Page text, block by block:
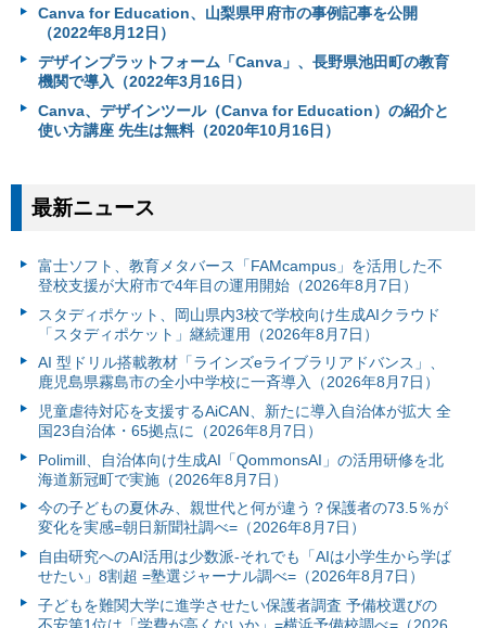
Canva for Education、山梨県甲府市の事例記事を公開
（2022年8月12日）
デザインプラットフォーム「Canva」、長野県池田町の教育
機関で導入（2022年3月16日）
Canva、デザインツール（Canva for Education）の紹介と
使い方講座 先生は無料（2020年10月16日）
最新ニュース
富⼠ソフト、教育メタバース「FAMcampus」を活用した不
登校支援が大府市で4年目の運用開始（2026年8月7日）
スタディポケット、岡山県内3校で学校向け生成AIクラウド
「スタディポケット」継続運用（2026年8月7日）
AI 型ドリル搭載教材「ラインズeライブラリアドバンス」、
鹿児島県霧島市の全小中学校に一斉導入（2026年8月7日）
児童虐待対応を支援するAiCAN、新たに導入自治体が拡大 全
国23自治体・65拠点に（2026年8月7日）
Polimill、自治体向け生成AI「QommonsAI」の活用研修を北
海道新冠町で実施（2026年8月7日）
今の子どもの夏休み、親世代と何が違う？保護者の73.5％が
変化を実感=朝日新聞社調べ=（2026年8月7日）
自由研究へのAI活用は少数派-それでも「AIは小学生から学ば
せたい」8割超 =塾選ジャーナル調べ=（2026年8月7日）
子どもを難関大学に進学させたい保護者調査 予備校選びの
不安第1位は「学費が高くないか」=横浜予備校調べ=（2026